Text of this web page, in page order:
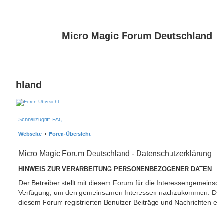
Micro Magic Forum Deutschland
hland
Schnellzugriff FAQ
Webseite Foren-Übersicht
Micro Magic Forum Deutschland - Datenschutzerklärung
HINWEIS ZUR VERARBEITUNG PERSONENBEZOGENER DATEN
Der Betreiber stellt mit diesem Forum für die
Verfügung, um den gemeinsamen Interessen nachzukommen.
diesem Forum registrierten Benutzer Beiträge und Nachrichten